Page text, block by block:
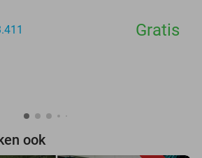
Gratis
ook